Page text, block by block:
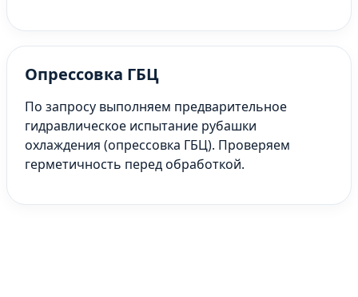
Опрессовка ГБЦ
По запросу выполняем предварительное
гидравлическое испытание рубашки
охлаждения (опрессовка ГБЦ). Проверяем
герметичность перед обработкой.